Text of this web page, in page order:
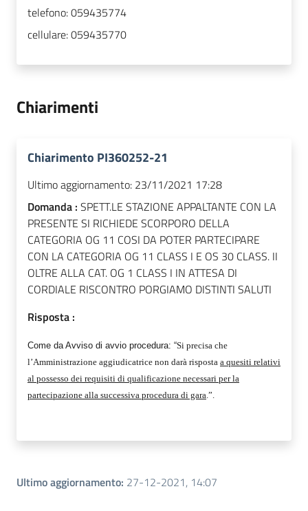
telefono:059435774
cellulare:059435770
Chiarimenti
Chiarimento PI360252-21
Ultimo aggiornamento: 23/11/2021 17:28
Domanda : SPETT.LE STAZIONE APPALTANTE CON LA
PRESENTE SI RICHIEDE SCORPORO DELLA
CATEGORIA OG 11 COSI DA POTER PARTECIPARE
CON LA CATEGORIA OG 11 CLASS I E OS 30 CLASS. II
OLTRE ALLA CAT. OG 1 CLASS I IN ATTESA DI
CORDIALE RISCONTRO PORGIAMO DISTINTI SALUTI
Risposta :
Come da Avviso di avvio procedura: “Si precisa che
l’Amministrazione aggiudicatrice non darà risposta a quesiti relativi
al possesso dei requisiti di qualificazione necessari per la
partecipazione alla successiva procedura di gara.”.
Ultimo aggiornamento: 27-12-2021, 14:07